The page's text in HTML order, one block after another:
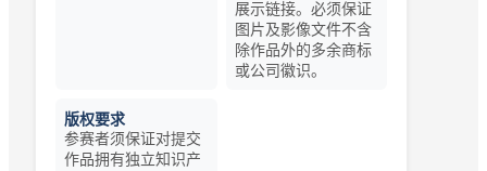
展示链接。必须保证
图片及影像文件不含
除作品外的多余商标
或公司徽识。
版权要求
参赛者须保证对提交
作品拥有独立知识产